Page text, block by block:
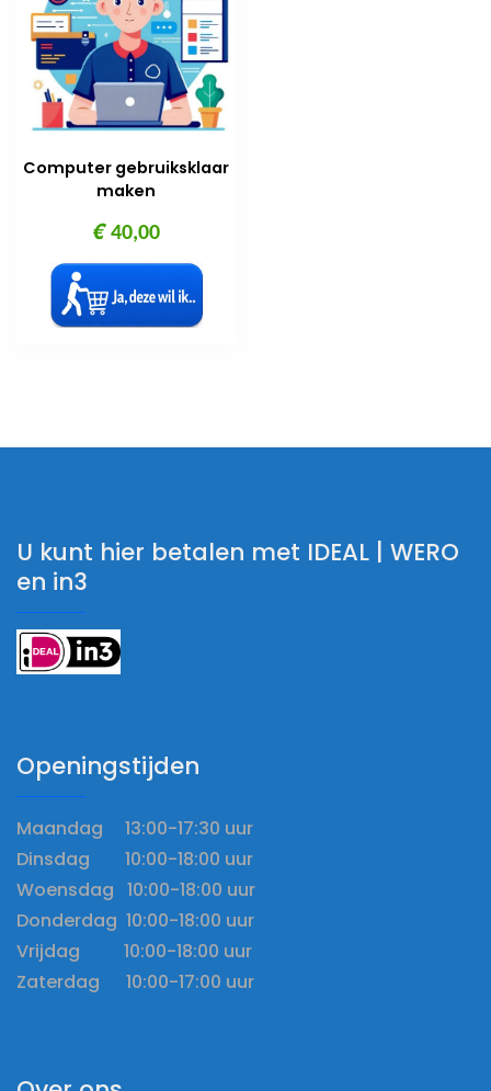
Computer gebruiksklaar
maken
€40,00
U kunt hier betalen met IDEAL | WERO
en in3
Openingstijden
Maandag 13:00-17:30 uur
Dinsdag 10:00-18:00 uur
Woensdag 10:00-18:00 uur
Donderdag 10:00-18:00 uur
Vrijdag 10:00-18:00 uur
Zaterdag 10:00-17:00 uur